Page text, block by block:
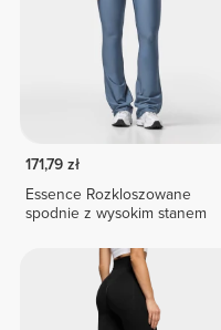
171,79 zł
Essence Rozkloszowane
spodnie z wysokim stanem